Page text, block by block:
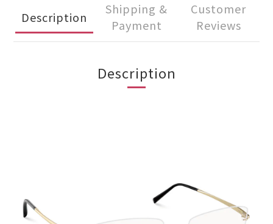
Description
Shipping &
Payment
Customer
Reviews
Description